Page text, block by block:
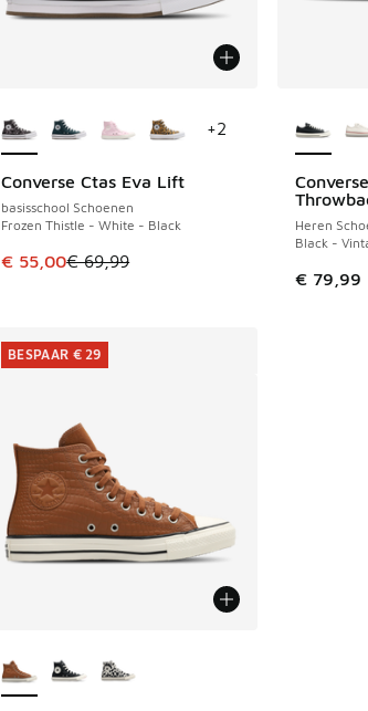
Converse Ctas Eva Lift
basisschool Schoenen
Frozen Thistle - White - Black
Dit artikel is in de uitverkoop. Dit artikel is in
€ 55,00€ 69,99
BESPAAR € 14
+2
Heren
Black -
€ 79,99
BESPAAR € 29